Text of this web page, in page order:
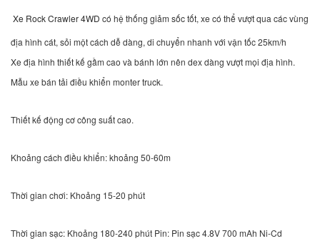
Xe Rock Crawler 4WD có hệ thống giảm sốc tốt, xe có thể vượt qua các vùng
địa hình cát, sỏi một cách dễ dàng, di chuyển nhanh với vận tốc 25km/h
Xe địa hình thiết kế gầm cao và bánh lớn nên dex dàng vượt mọi địa hình.
Mẫu xe bán tải điều khiển monter truck.
Thiết kế động cơ công suất cao.
Khoảng cách điều khiển: khoảng 50-60m
Thời gian chơi: Khoảng 15-20 phút
Thời gian sạc: Khoảng 180-240 phút Pin: Pin sạc 4.8V 700 mAh Ni-Cd